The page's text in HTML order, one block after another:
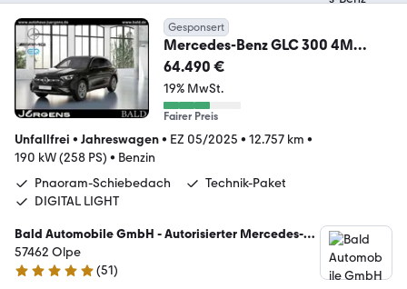
Gesponsert
Mercedes-Benz GLC 300 4M
AMG-
Sport/Pano/Technik/AHK/DIGITA
L/19
64.490 €
19% MwSt.
Fairer Preis
Unfallfrei • Jahreswagen• EZ 05/2025 • 12.757 km •
190 kW (258 PS) • Benzin
Pnaoram-Schiebedach
Technik-Paket
DIGITAL LIGHT
Bald Automobile GmbH - Autorisierter Mercedes-
Benz Verkauf und Service
57462 Olpe
4.8 Sterne
(51)